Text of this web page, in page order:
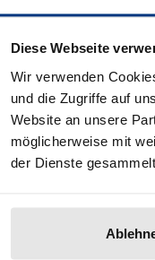
Diese Webseite
Wir verwenden
und die Zugriffe auf
Website an unsere
möglicherweise mit
der Dienste
nicht
hinsichtlich der